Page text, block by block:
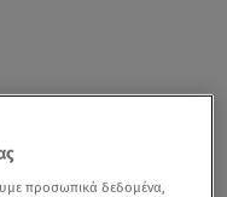
προσωπικά δεδομένα,